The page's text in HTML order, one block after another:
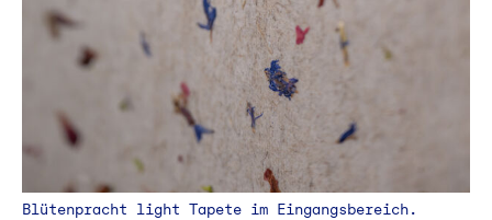
Blütenpracht light Tapete im Eingangsbereich.